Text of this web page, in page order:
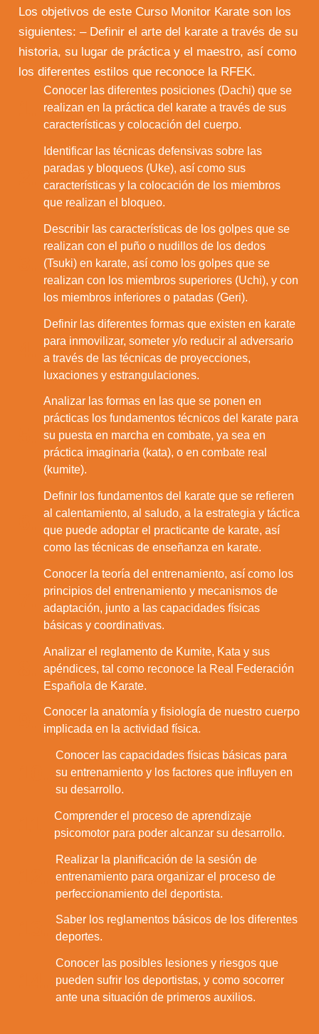
Los objetivos de este Curso Monitor Karate son los
siguientes: – Definir el arte del karate a través de su
historia, su lugar de práctica y el maestro, así como
los diferentes estilos que reconoce la RFEK.
Conocer las diferentes posiciones (Dachi) que se
realizan en la práctica del karate a través de sus
características y colocación del cuerpo.
Identificar las técnicas defensivas sobre las
paradas y bloqueos (Uke), así como sus
características y la colocación de los miembros
que realizan el bloqueo.
Describir las características de los golpes que se
realizan con el puño o nudillos de los dedos
(Tsuki) en karate, así como los golpes que se
realizan con los miembros superiores (Uchi), y con
los miembros inferiores o patadas (Geri).
Definir las diferentes formas que existen en karate
para inmovilizar, someter y/o reducir al adversario
a través de las técnicas de proyecciones,
luxaciones y estrangulaciones.
Analizar las formas en las que se ponen en
prácticas los fundamentos técnicos del karate para
su puesta en marcha en combate, ya sea en
práctica imaginaria (kata), o en combate real
(kumite).
Definir los fundamentos del karate que se refieren
al calentamiento, al saludo, a la estrategia y táctica
que puede adoptar el practicante de karate, así
como las técnicas de enseñanza en karate.
Conocer la teoría del entrenamiento, así como los
principios del entrenamiento y mecanismos de
adaptación, junto a las capacidades físicas
básicas y coordinativas.
Analizar el reglamento de Kumite, Kata y sus
apéndices, tal como reconoce la Real Federación
Española de Karate.
Conocer la anatomía y fisiología de nuestro cuerpo
implicada en la actividad física.
Conocer las capacidades físicas básicas para
su entrenamiento y los factores que influyen en
su desarrollo.
Comprender el proceso de aprendizaje
psicomotor para poder alcanzar su desarrollo.
Realizar la planificación de la sesión de
entrenamiento para organizar el proceso de
perfeccionamiento del deportista.
Saber los reglamentos básicos de los diferentes
deportes.
Conocer las posibles lesiones y riesgos que
pueden sufrir los deportistas, y como socorrer
ante una situación de primeros auxilios.